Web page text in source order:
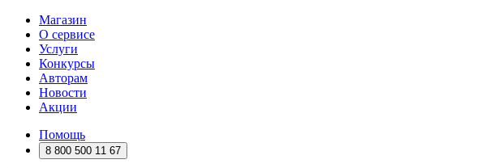
Магазин
О сервисе
Услуги
Конкурсы
Авторам
Новости
Акции
Помощь
8 800 500 11 67